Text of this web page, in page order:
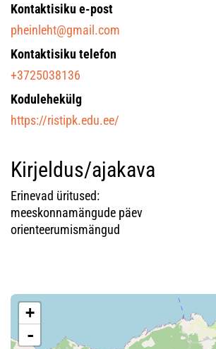
Kontaktisiku e-post
pheinleht@gmail.com
Kontaktisiku telefon
+3725038136
Kodulehekülg
https://ristipk.edu.ee/
Kirjeldus/ajakava
Erinevad üritused:
meeskonnamängude päev
orienteerumismängud
+
-